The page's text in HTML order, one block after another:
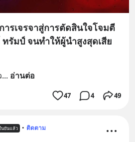
รเจรจาสู่การตัดสินใจโจมตี
รัมป์ จนทำให้ผู้นำสูงสุดเสีย
... อ่านต่อ
47 4 49
นยันแล้ว • ติดตาม